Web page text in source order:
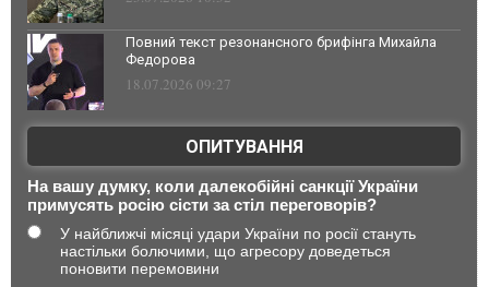
Повний текст резонансного брифінга Михайла
Федорова
18.07.2026 09:27
ОПИТУВАННЯ
На вашу думку, коли далекобійні санкції України
примусять росію сісти за стіл переговорів?
У найближчі місяці удари України по росії стануть
настільки болючими, що агресору доведеться
поновити перемовини